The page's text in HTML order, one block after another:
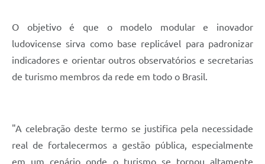
O objetivo é que o modelo modular e inovador
ludovicense sirva como base replicável para padronizar
indicadores e orientar outros observatórios e secretarias
de turismo membros da rede em todo o Brasil.
"A celebração deste termo se justifica pela necessidade
real de fortalecermos a gestão pública, especialmente
em um cenário onde o turismo se tornou altamente